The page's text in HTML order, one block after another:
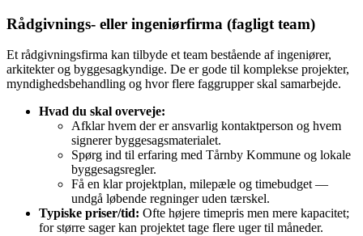
Rådgivnings- eller ingeniørfirma (fagligt team)
Et rådgivningsfirma kan tilbyde et team bestående af ingeniører,
arkitekter og byggesagkyndige. De er gode til komplekse projekter,
myndighedsbehandling og hvor flere faggrupper skal samarbejde.
Hvad du skal overveje:
Afklar hvem der er ansvarlig kontaktperson og hvem
signerer byggesagsmaterialet.
Spørg ind til erfaring med Tårnby Kommune og lokale
byggesagsregler.
Få en klar projektplan, milepæle og timebudget —
undgå løbende regninger uden tærskel.
Typiske priser/tid: Ofte højere timepris men mere kapacitet;
for større sager kan projektet tage flere uger til måneder.